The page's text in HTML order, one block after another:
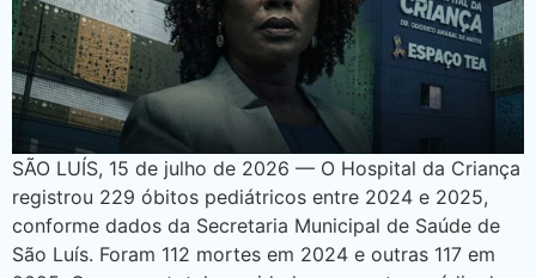
SÃO LUÍS, 15 de julho de 2026 — O Hospital da Criança
registrou 229 óbitos pediátricos entre 2024 e 2025,
conforme dados da Secretaria Municipal de Saúde de
São Luís. Foram 112 mortes em 2024 e outras 117 em